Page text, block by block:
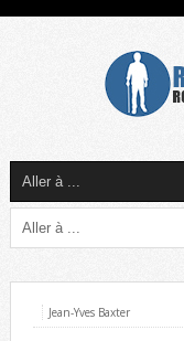
Jean-Yves Baxter